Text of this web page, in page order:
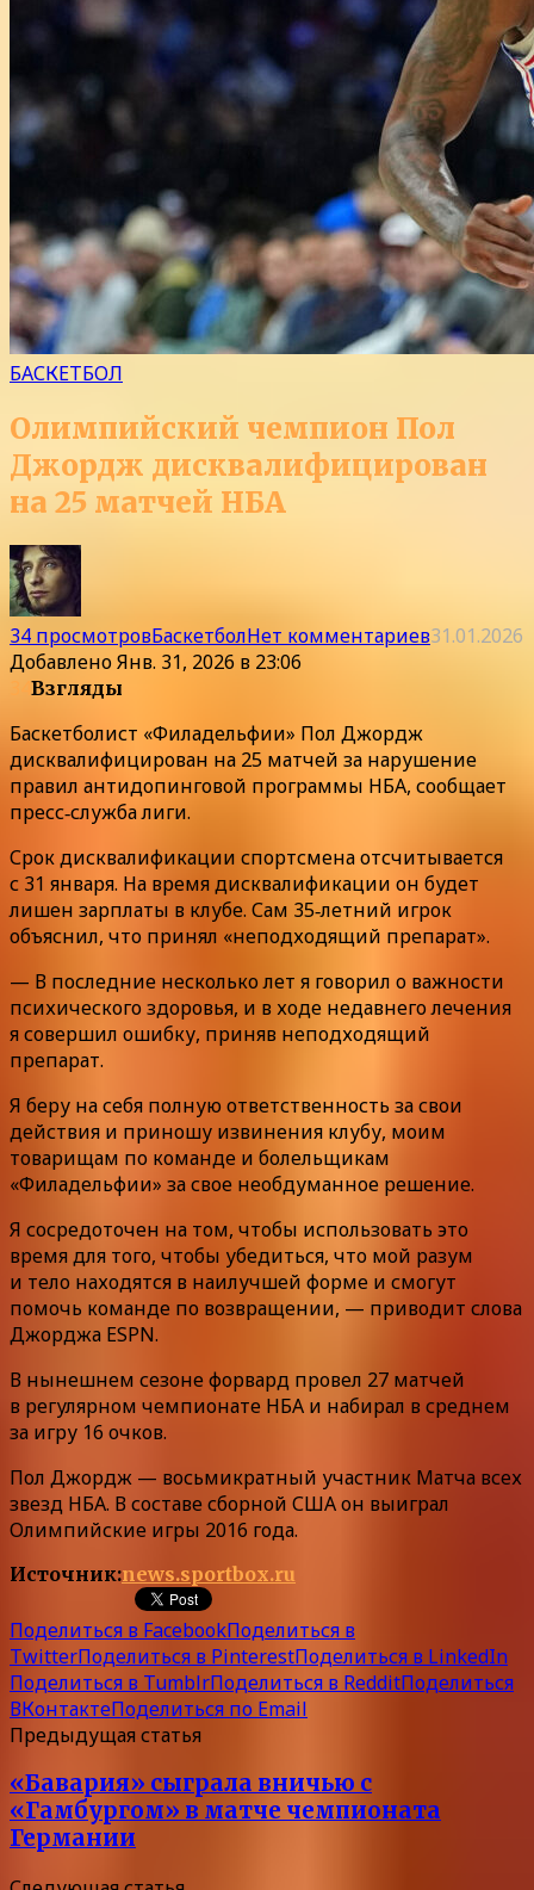
БАСКЕТБОЛ
Олимпийский чемпион Пол
Джордж дисквалифицирован
на 25 матчей НБА
34 просмотровБаскетболНет комментариев31.01.2026
ДобавленоЯнв. 31, 2026 в 23:06
Взгляды
Баскетболист «Филадельфии» Пол Джордж
дисквалифицирован на 25 матчей за нарушение
правил антидопинговой программы НБА, сообщает
пресс‑служба лиги.
Срок дисквалификации спортсмена отсчитывается
с 31 января. На время дисквалификации он будет
лишен зарплаты в клубе. Сам 35‑летний игрок
объяснил, что принял «неподходящий препарат».
— В последние несколько лет я говорил о важности
психического здоровья, и в ходе недавнего лечения
я совершил ошибку, приняв неподходящий
препарат.
Я беру на себя полную ответственность за свои
действия и приношу извинения клубу, моим
товарищам по команде и болельщикам
«Филадельфии» за свое необдуманное решение.
Я сосредоточен на том, чтобы использовать это
время для того, чтобы убедиться, что мой разум
и тело находятся в наилучшей форме и смогут
помочь команде по возвращении, — приводит слова
Джорджа ESPN.
В нынешнем сезоне форвард провел 27 матчей
в регулярном чемпионате НБА и набирал в среднем
за игру 16 очков.
Пол Джордж — восьмикратный участник Матча всех
звезд НБА. В составе сборной США он выиграл
Олимпийские игры 2016 года.
Источник:news.sportbox.ru
Поделиться в FacebookПоделиться в
TwitterПоделиться в PinterestПоделиться в LinkedIn
Поделиться в TumblrПоделиться в RedditПоделиться
ВКонтактеПоделиться по Email
Предыдущая статья
«Бавария» сыграла вничью с
«Гамбургом» в матче чемпионата
Германии